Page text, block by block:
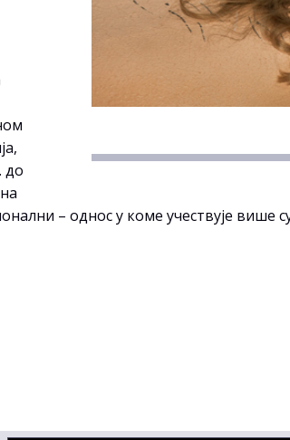
до
– однос у коме учествује више